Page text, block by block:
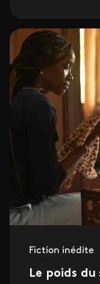
Fiction inédite
Le poids du